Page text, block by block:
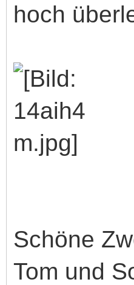
hoch
Schöne
Tom und